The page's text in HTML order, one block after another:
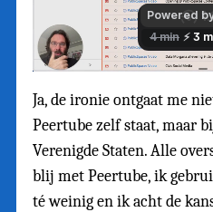
Ja, de ironie ontgaat me
Peertube zelf staat, maar
Verenigde Staten. Alle
blij met Peertube, ik
té weinig en ik acht de